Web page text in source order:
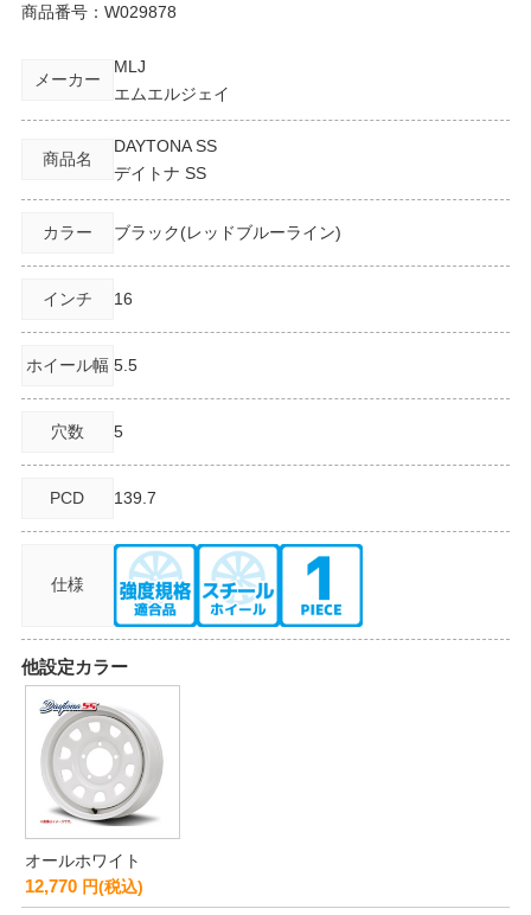
商品番号： W029878
メーカー
MLJ
エムエルジェイ
商品名
DAYTONA SS
デイトナ SS
カラー ブラック(レッドブルーライン)
インチ 16
ホイール幅 5.5
穴数 5
PCD 139.7
仕様
他設定カラー
オールホワイト
12,770円(税込)